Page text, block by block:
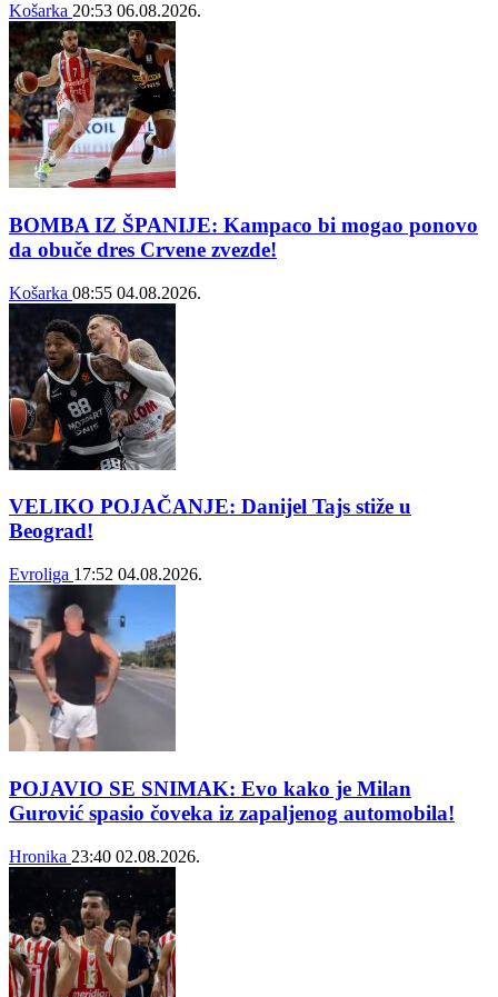
Košarka 20:53 06.08.2026.
BOMBA IZ ŠPANIJE: Kampaco bi mogao ponovo
da obuče dres Crvene zvezde!
Košarka 08:55 04.08.2026.
VELIKO POJAČANJE: Danijel Tajs stiže u
Beograd!
Evroliga 17:52 04.08.2026.
POJAVIO SE SNIMAK: Evo kako je Milan
Gurović spasio čoveka iz zapaljenog automobila!
Hronika 23:40 02.08.2026.